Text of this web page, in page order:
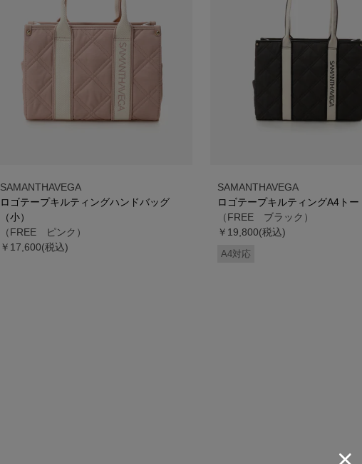
SAMANTHAVEGA
ロゴテープキルティングハンドバッグ
（小）
（FREE ピンク）
￥17,600(税込)
SAMANTHAVEGA
ロゴテープキルティングA4ト
（FREE ブラック）
￥19,800(税込)
A4対応